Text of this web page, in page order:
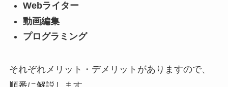
Webライター
動画編集
プログラミング
それぞれメリット・デメリットがありますので、